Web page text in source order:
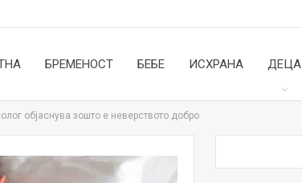
БРЕМЕНОСТ БЕБЕ ИСХРАНА ДЕЦА
објаснува зошто е неверството добро